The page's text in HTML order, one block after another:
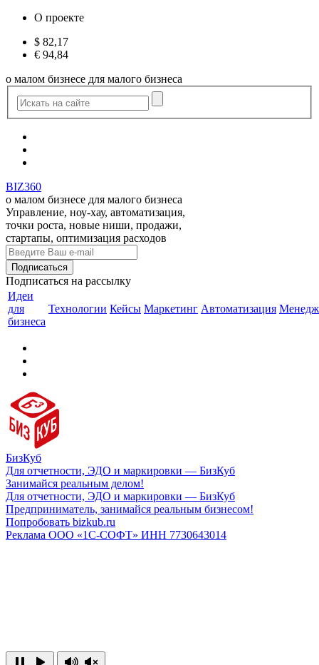
О проекте
$ 82,17
€ 94,84
о малом бизнесе для малого бизнеса
BIZ360
о малом бизнесе для малого бизнеса
Управление, ноу-хау, автоматизация,
точки роста, новые ниши, продажи,
стартапы, оптимизация расходов
Подписаться на рассылку
Идеи
для
бизнеса
Технологии Кейсы Маркетинг Автоматизация
БизКуб
Для отчетности, ЭДО и маркировки — БизКуб
Занимайся реальным делом!
Для отчетности, ЭДО и маркировки — БизКуб
Предприниматель, занимайся реальным бизнесом!
Попробовать bizkub.ru
Реклама ООО «1С-СОФТ» ИНН 7730643014